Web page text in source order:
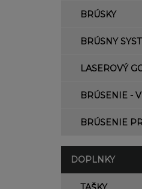
BRÚSKY
BRÚSNY
LASEROVÝ
BRÚSENIE -
BRÚSENIE
DOPLNKY